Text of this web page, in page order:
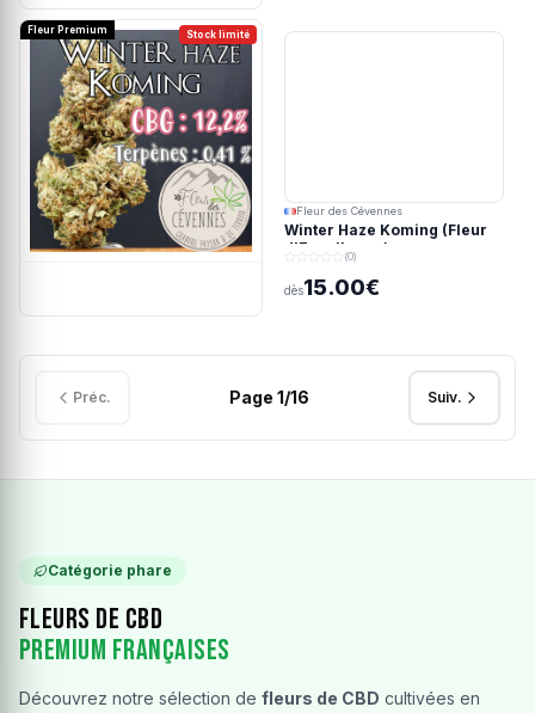
Stock limité
Fleur Premium
Fleur des Cévennes
Winter Haze Koming (Fleur
d'Excellence)
(0)
dès15.00€
Préc. Page 1/16 Suiv.
Catégorie phare
Fleurs de CBD
Premium Françaises
Découvrez notre sélection de fleurs de CBD cultivées en